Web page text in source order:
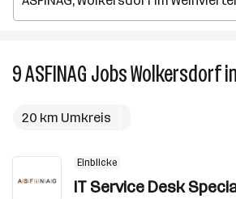
9ASFINAG JobsWolkersdorf
20 km Umkreis
Einblicke
IT Service Desk